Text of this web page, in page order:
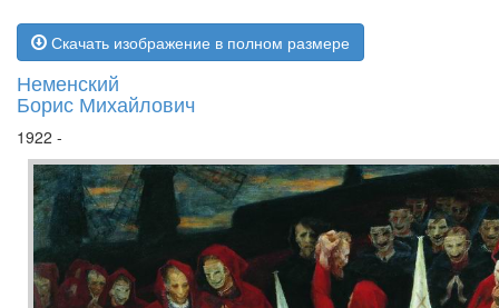
Скачать изображение в полном размере
Неменский
Борис Михайлович
1922 -